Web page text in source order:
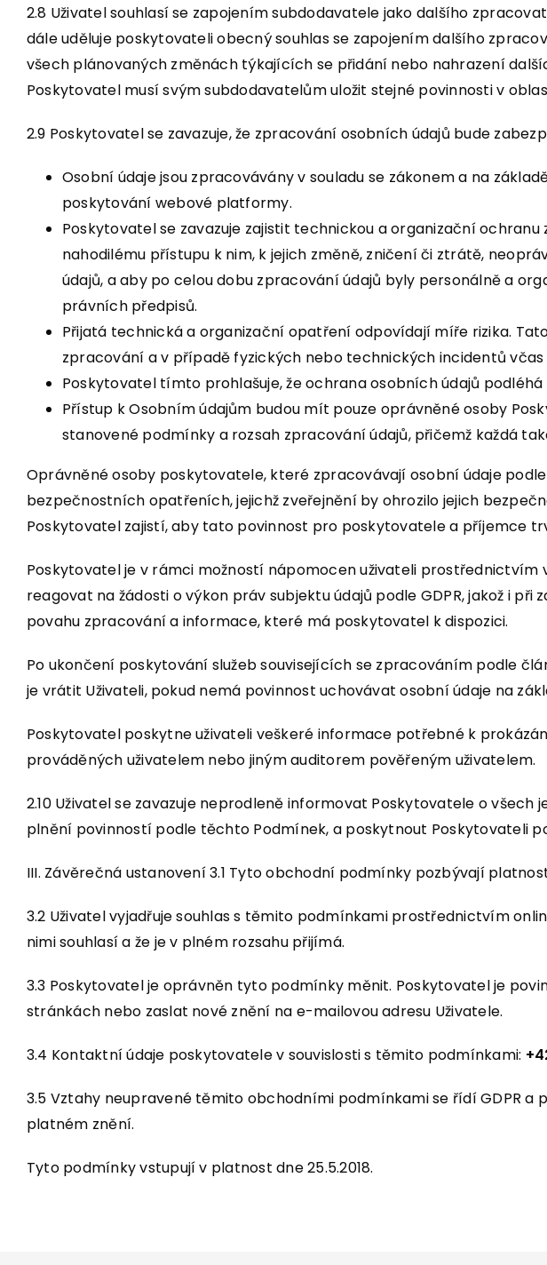
2.8 Uživatel souhlasí se zapojením subdodavatele jako dalšího
dále uděluje poskytovateli obecný souhlas se zapojením dalšího
všech plánovaných změnách týkajících se přidání nebo nahrazení
Poskytovatel musí svým subdodavatelům uložit stejné povinnosti v
2.9 Poskytovatel se zavazuje, že zpracování osobních údajů bude
Osobní údaje jsou zpracovávány v souladu se zákonem a na
poskytování webové platformy.
Poskytovatel se zavazuje zajistit technickou a organizační
nahodilému přístupu k nim, k jejich změně, zničení či ztrátě,
údajů, a aby po celou dobu zpracování údajů byly personálně a
právních předpisů.
Přijatá technická a organizační opatření odpovídají míře rizika.
zpracování a v případě fyzických nebo technických incidentů
Poskytovatel tímto prohlašuje, že ochrana osobních údajů
Přístup k Osobním údajům budou mít pouze oprávněné osoby
stanovené podmínky a rozsah zpracování údajů, přičemž každá
Oprávněné osoby poskytovatele, které zpracovávají osobní údaje
bezpečnostních opatřeních, jejichž zveřejnění by ohrozilo jejich
Poskytovatel zajistí, aby tato povinnost pro poskytovatele a příjemce
Poskytovatel je v rámci možností nápomocen uživateli
reagovat na žádosti o výkon práv subjektu údajů podle GDPR, jakož i
povahu zpracování a informace, které má poskytovatel k dispozici.
Po ukončení poskytování služeb souvisejících se zpracováním podle
je vrátit Uživateli, pokud nemá povinnost uchovávat osobní údaje na
Poskytovatel poskytne uživateli veškeré informace potřebné k
prováděných uživatelem nebo jiným auditorem pověřeným uživatelem.
2.10 Uživatel se zavazuje neprodleně informovat Poskytovatele o
plnění povinností podle těchto Podmínek, a poskytnout Poskytovateli
III. Závěrečná ustanovení 3.1 Tyto obchodní podmínky pozbývají
3.2 Uživatel vyjadřuje souhlas s těmito podmínkami prostřednictvím
nimi souhlasí a že je v plném rozsahu přijímá.
3.3 Poskytovatel je oprávněn tyto podmínky měnit. Poskytovatel je
stránkách nebo zaslat nové znění na e-mailovou adresu Uživatele.
3.4 Kontaktní údaje poskytovatele v souvislosti s těmito podmínkami:
3.5 Vztahy neupravené těmito obchodními podmínkami se řídí GDPR a
platném znění.
Tyto podmínky vstupují v platnost dne 25.5.2018.